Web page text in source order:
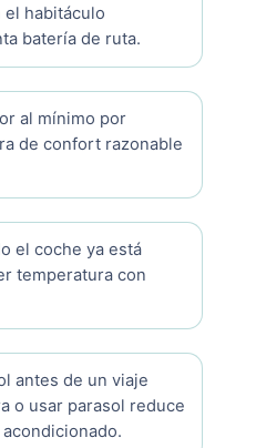
el habitáculo
batería de ruta.
al mínimo por
de confort razonable
el coche ya está
temperatura con
antes de un viaje
o usar parasol reduce